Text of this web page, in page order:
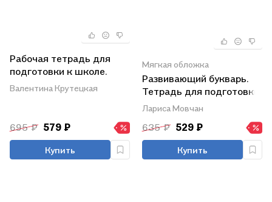
Рабочая тетрадь для
подготовки к школе.
Окружающий мир:
Знакомство с живой и
растительным и
животным миром
Валентина Крутецкая
695 ₽ 579 ₽
Купить
Мягкая обложка
Развивающий букварь.
Тетрадь для подготовки
к школе детей 5–7 лет
Лариса Мовчан
635 ₽ 529 ₽
Купить